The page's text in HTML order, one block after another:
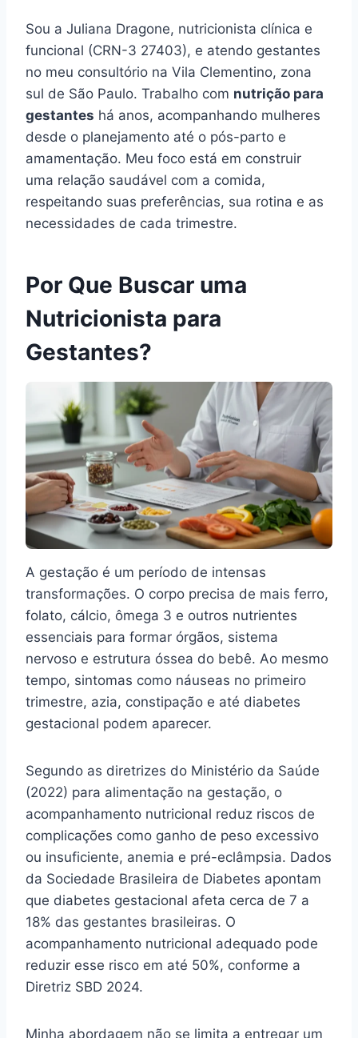
Sou a Juliana Dragone, nutricionista clínica e
funcional (CRN-3 27403), e atendo gestantes
no meu consultório na Vila Clementino, zona
sul de São Paulo. Trabalho com nutrição para
gestantes há anos, acompanhando mulheres
desde o planejamento até o pós-parto e
amamentação. Meu foco está em construir
uma relação saudável com a comida,
respeitando suas preferências, sua rotina e as
necessidades de cada trimestre.
Por Que Buscar uma
Nutricionista para
Gestantes?
A gestação é um período de intensas
transformações. O corpo precisa de mais ferro,
folato, cálcio, ômega 3 e outros nutrientes
essenciais para formar órgãos, sistema
nervoso e estrutura óssea do bebê. Ao mesmo
tempo, sintomas como náuseas no primeiro
trimestre, azia, constipação e até diabetes
gestacional podem aparecer.
Segundo as diretrizes do Ministério da Saúde
(2022) para alimentação na gestação, o
acompanhamento nutricional reduz riscos de
complicações como ganho de peso excessivo
ou insuficiente, anemia e pré-eclâmpsia. Dados
da Sociedade Brasileira de Diabetes apontam
que diabetes gestacional afeta cerca de 7 a
18% das gestantes brasileiras. O
acompanhamento nutricional adequado pode
reduzir esse risco em até 50%, conforme a
Diretriz SBD 2024.
Minha abordagem não se limita a entregar um